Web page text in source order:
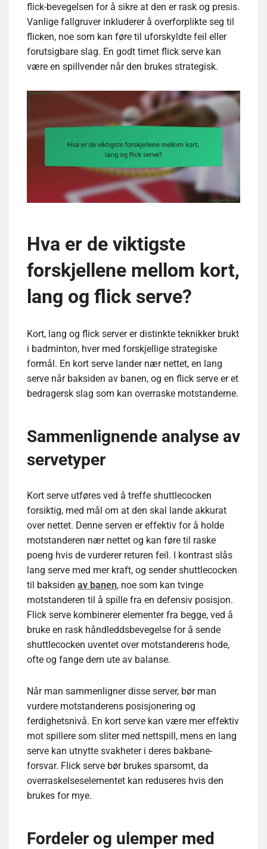
flick-bevegelsen for å sikre at den er rask og presis.
Vanlige fallgruver inkluderer å overforplikte seg til
flicken, noe som kan føre til uforskyldte feil eller
forutsigbare slag. En godt timet flick serve kan
være en spillvender når den brukes strategisk.
Hva er de viktigste
forskjellene mellom kort,
lang og flick serve?
Kort, lang og flick server er distinkte teknikker brukt
i badminton, hver med forskjellige strategiske
formål. En kort serve lander nær nettet, en lang
serve når baksiden av banen, og en flick serve er et
bedragersk slag som kan overraske motstanderne.
Sammenlignende analyse av
servetyper
Kort serve utføres ved å treffe shuttlecocken
forsiktig, med mål om at den skal lande akkurat
over nettet. Denne serven er effektiv for å holde
motstanderen nær nettet og kan føre til raske
poeng hvis de vurderer returen feil. I kontrast slås
lang serve med mer kraft, og sender shuttlecocken
til baksiden av banen, noe som kan tvinge
motstanderen til å spille fra en defensiv posisjon.
Flick serve kombinerer elementer fra begge, ved å
bruke en rask håndleddsbevegelse for å sende
shuttlecocken uventet over motstanderens hode,
ofte og fange dem ute av balanse.
Når man sammenligner disse server, bør man
vurdere motstanderens posisjonering og
ferdighetsnivå. En kort serve kan være mer effektiv
mot spillere som sliter med nettspill, mens en lang
serve kan utnytte svakheter i deres bakbane-
forsvar. Flick serve bør brukes sparsomt, da
overraskelseselementet kan reduseres hvis den
brukes for mye.
Fordeler og ulemper med